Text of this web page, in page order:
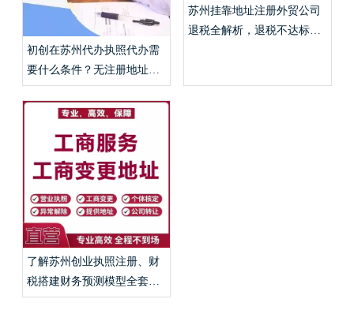
初创在苏州代办执照代办需
要什么条件？无注册地址挂
靠、代账申报费用详解？
苏州挂靠地址注册外贸公司
退税全解析，退税不达标免
了解苏州创业执照注册、财
税搭建财务预测模型全套手
续？